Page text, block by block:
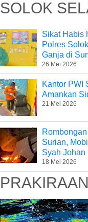
SOLOK
Sikat Habis
Polres
Ganja di
26 Mei 2026
Kantor PWI
Amankan
21 Mei 2026
Surian,
Syah Johan
18 Mei 2026